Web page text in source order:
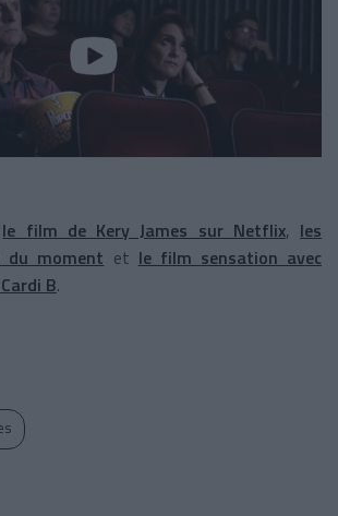
le film de Kery James sur Netflix, les
du moment et le film sensation avec
B.